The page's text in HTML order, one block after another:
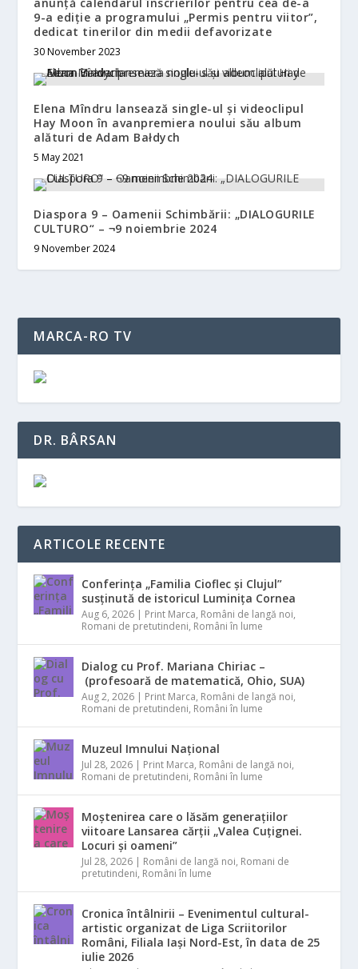
9-a ediție a programului „Permis pentru viitor”,
dedicat tinerilor din medii defavorizate
30 November 2023
Elena Mîndru lansează single-ul și videoclipul
Hay Moon în avanpremiera noului său album
alături de Adam Bałdych
5 May 2021
Diaspora 9 – Oamenii Schimbării: „DIALOGURILE
CULTURO“ – ¬9 noiembrie 2024
9 November 2024
MARCA-RO TV
DR. BÂRSAN
ARTICOLE RECENTE
Conferința „Familia Cioflec și Clujul”
susținută de istoricul Luminița Cornea
Aug 6, 2026 | Print Marca, Români de langă noi,
Romani de pretutindeni, Români în lume
Dialog cu Prof. Mariana Chiriac –
(profesoară de matematică, Ohio, SUA)
Aug 2, 2026 | Print Marca, Români de langă noi,
Romani de pretutindeni, Români în lume
Muzeul Imnului Național
Jul 28, 2026 | Print Marca, Români de langă noi,
Romani de pretutindeni, Români în lume
Moștenirea care o lăsăm generațiilor
viitoare Lansarea cărții „Valea Cuțignei.
Locuri și oameni”
Jul 28, 2026 | Români de langă noi, Romani de
pretutindeni, Români în lume
Cronica întâlnirii – Evenimentul cultural-
artistic organizat de Liga Scriitorilor
Români, Filiala Iași Nord-Est, în data de 25
iulie 2026